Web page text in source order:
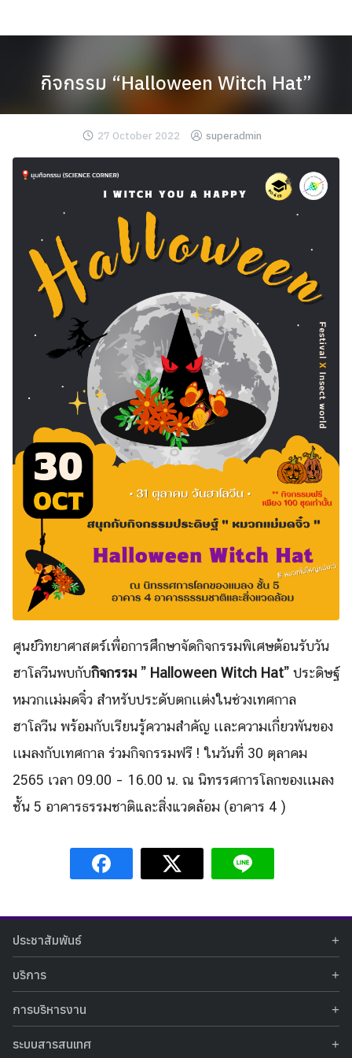
to
Search
for:
กิจกรรม “Halloween Witch Hat”
27 October 2022 superadmin
ศูนย์วิทยาศาสตร์เพื่อการศึกษาจัดกิจกรรมพิเศษต้อนรับวัน
ฮาโลวีนพบกับกิจกรรม ” Halloween Witch Hat” ประดิษฐ์
หมวกเเม่มดจิ๋ว สำหรับประดับตกเเต่งในช่วงเทศกาล
ฮาโลวีน พร้อมกับเรียนรู้ความสำคัญ เเละความเกี่ยวพันของ
เเมลงกับเทศกาล ร่วมกิจกรรมฟรี ! ในวันที่ 30 ตุลาคม
2565 เวลา 09.00 – 16.00 น. ณ นิทรรศการโลกของเเมลง
ชั้น 5 อาคารธรรมชาติและสิ่งแวดล้อม (อาคาร 4 )
ประชาสัมพันธ์
ข่าวประชาสัมพันธ์
ข่าวกิจกรรม
รางวัลแห่งความภาคภูมิใจ
บริการ
ท้องฟ้าจำลอง
นิทรรศการถาวร
การบริหารงาน
รายงานผลการดำเนินงาน
คำสั่งมอบหมายปฏิบัติหน้าที่
ระบบสารสนเทศ